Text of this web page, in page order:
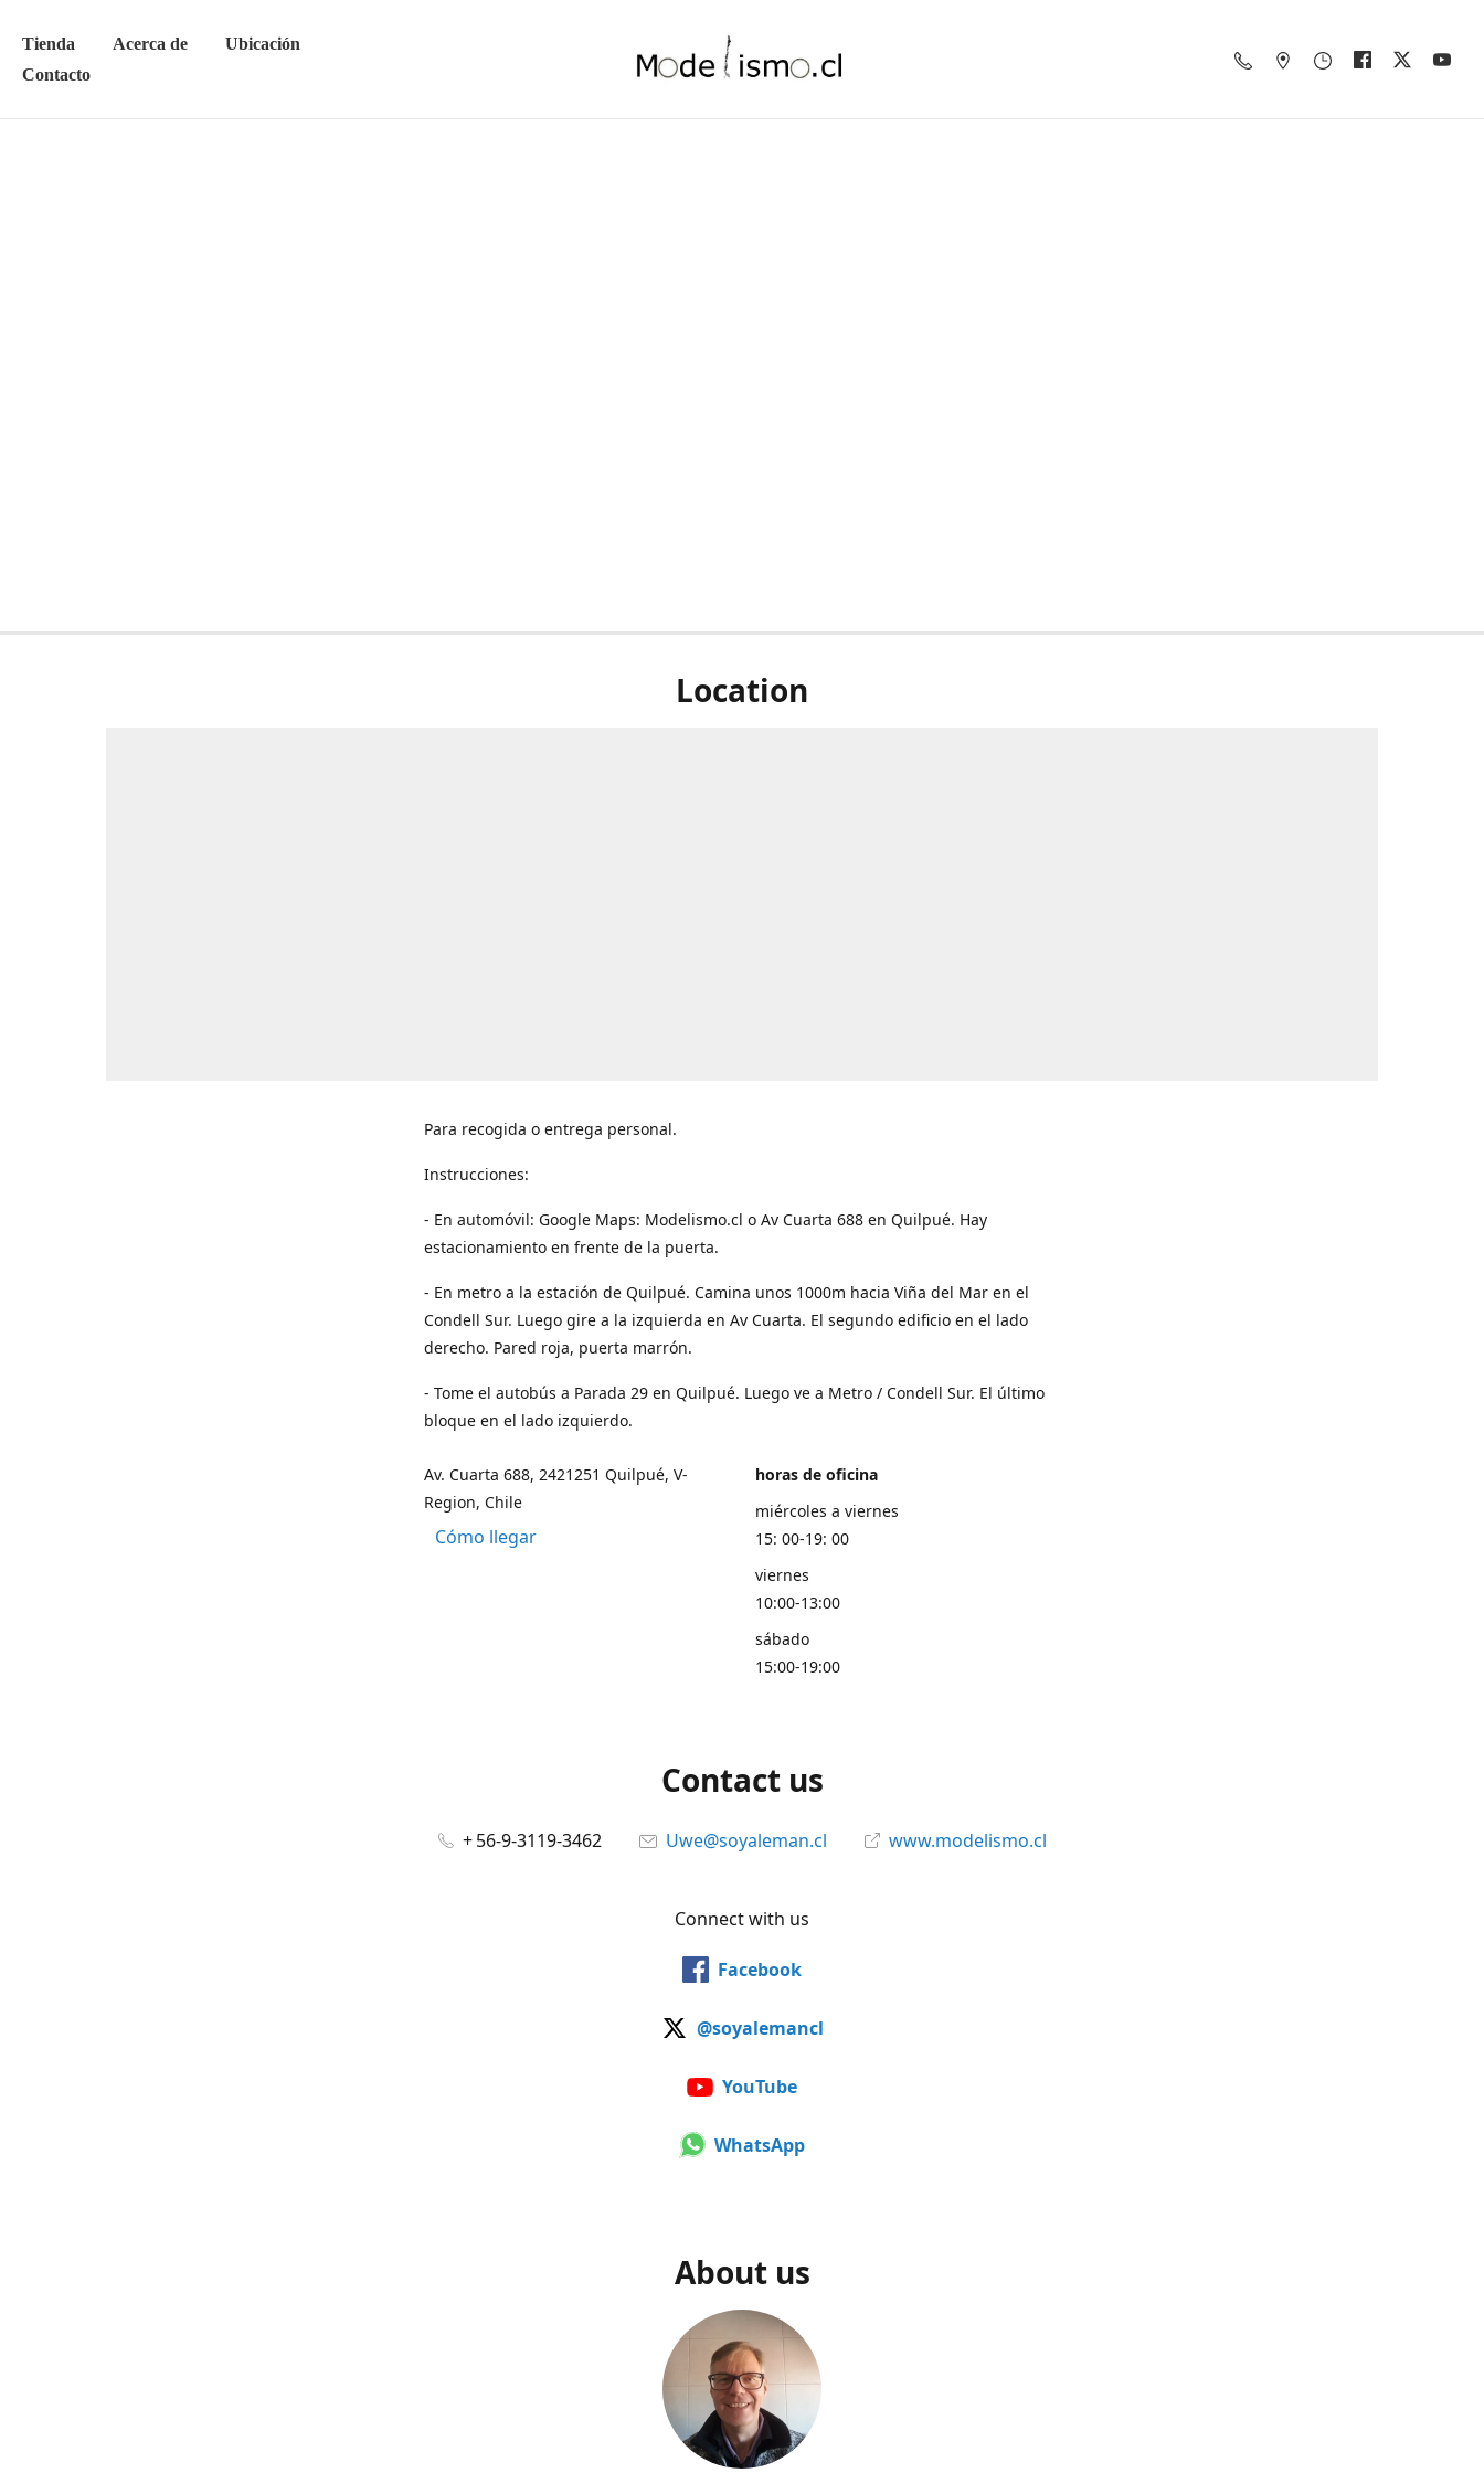
Tienda Acerca de
Ubicación
Contacto
Location
Para recogida o entrega personal.
Instrucciones:
- En automóvil: Google Maps: Modelismo.cl o Av Cuarta 688 en Quilpué. Hay
estacionamiento en frente de la puerta.
- En metro a la estación de Quilpué. Camina unos 1000m hacia Viña del Mar en el
Condell Sur. Luego gire a la izquierda en Av Cuarta. El segundo edificio en el lado
derecho. Pared roja, puerta marrón.
- Tome el autobús a Parada 29 en Quilpué. Luego ve a Metro / Condell Sur. El último
bloque en el lado izquierdo.
Av. Cuarta 688, 2421251 Quilpué, V-
Region, Chile
Cómo llegar
horas de oficina
miércoles a viernes
15: 00-19: 00
viernes
10:00-13:00
sábado
15:00-19:00
Contact us
+ 56-9-3119-3462 Uwe@soyaleman.cl www.modelismo.cl
Connect with us
Facebook
@soyalemancl
YouTube
WhatsApp
About us